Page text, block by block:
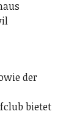
der
bietet